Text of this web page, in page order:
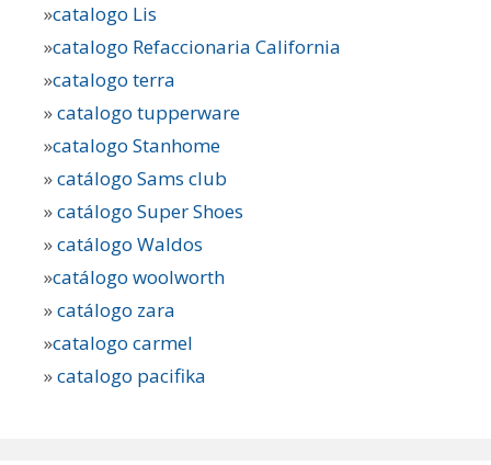
»catalogo Lis
»catalogo Refaccionaria California
»catalogo terra
»catalogo tupperware
»catalogo Stanhome
»catálogo Sams club
»catálogo Super Shoes
»catálogo Waldos
»catálogo woolworth
»catálogo zara
»catalogo carmel
»catalogo pacifika